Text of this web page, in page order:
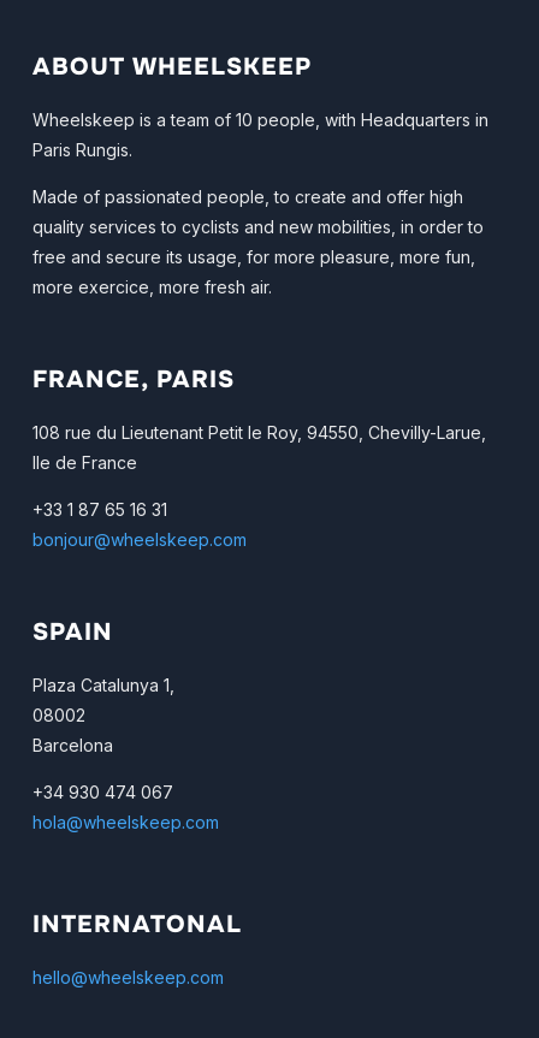
ABOUT WHEELSKEEP
Wheelskeep is a team of 10 people, with Headquarters in
Paris Rungis.
Made of passionated people, to create and offer high
quality services to cyclists and new mobilities, in order to
free and secure its usage, for more pleasure, more fun,
more exercice, more fresh air.
FRANCE, PARIS
108 rue du Lieutenant Petit le Roy, 94550, Chevilly-Larue,
Ile de France
+33 1 87 65 16 31
bonjour@wheelskeep.com
SPAIN
Plaza Catalunya 1,
08002
Barcelona
+34 930 474 067
hola@wheelskeep.com
INTERNATONAL
hello@wheelskeep.com